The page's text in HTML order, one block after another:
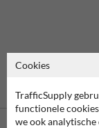
Cookies
TrafficSupply
functionele
we ook